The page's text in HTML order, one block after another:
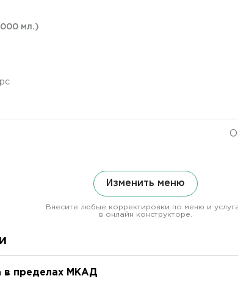
мл.)
Изменить меню
Внесите любые корректировки по меню и
в онлайн конструкторе.
в пределах МКАД